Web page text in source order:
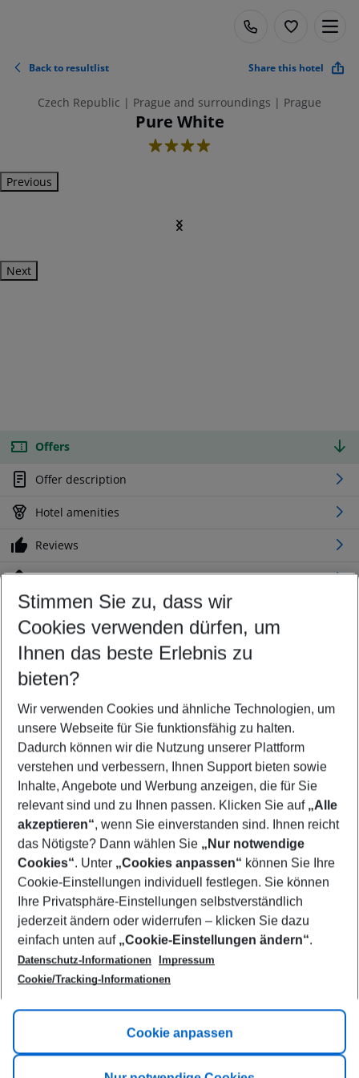
Back to resultlist Share this hotel
Czech Republic | Prague and surroundings | Prague
Pure White
4
Previous
Next
Offers
Offer description
Hotel amenities
Reviews
Location
Customize your offer
Find the perfect deal which suits your best
Your departure airport
Any airport
Select your date range
09/08/26–07/08/27 5-8 nights
Who will travel
2 adults No children
Show more filter
Footer
Footer navigation
Title A
Link A
Stimmen Sie zu, dass wir
Cookies verwenden dürfen, um
Ihnen das beste Erlebnis zu
bieten?
Wir verwenden Cookies und ähnliche Technologien, um
unsere Webseite für Sie funktionsfähig zu halten.
Dadurch können wir die Nutzung unserer Plattform
verstehen und verbessern, Ihnen Support bieten sowie
Inhalte, Angebote und Werbung anzeigen, die für Sie
relevant sind und zu Ihnen passen. Klicken Sie auf „Alle
akzeptieren“, wenn Sie einverstanden sind. Ihnen reicht
das Nötigste? Dann wählen Sie „Nur notwendige
Cookies“. Unter „Cookies anpassen“ können Sie Ihre
Cookie-Einstellungen individuell festlegen. Sie können
Ihre Privatsphäre-Einstellungen selbstverständlich
jederzeit ändern oder widerrufen – klicken Sie dazu
einfach unten auf „Cookie-Einstellungen ändern“.
Datenschutz-Informationen
Impressum
Cookie/Tracking-Informationen
Cookie anpassen